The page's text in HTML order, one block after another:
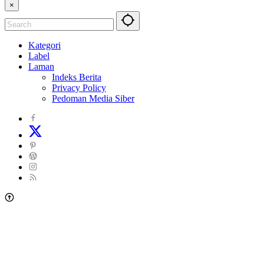
×
Kategori
Label
Laman
Indeks Berita
Privacy Policy
Pedoman Media Siber